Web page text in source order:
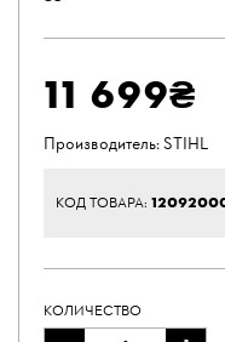
11 699₴
Производитель:STIHL
КОД ТОВАРА:
КОЛИЧЕСТВО